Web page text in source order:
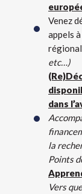
Venez
appels
etc…)
dans
la
Points
Vers